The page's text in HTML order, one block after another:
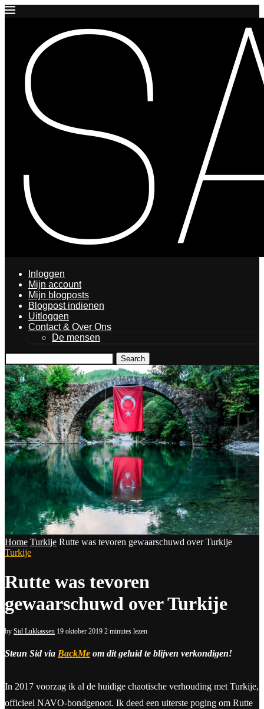
Inloggen
Mijn account
Mijn blogposts
Blogpost indienen
Uitloggen
Contact & Over Ons
De mensen
Search
Home Turkije Rutte was tevoren gewaarschuwd over Turkije
Turkije
Rutte was tevoren
gewaarschuwd over Turkije
by Sid Lukkassen 19 oktober 2019 2 minutes lezen
Steun Sid via BackMe om dit geluid te blijven verkondigen!
In 2017 voorzag ik al de huidige chaotische verhouding met Turkije,
officieel NAVO-bondgenoot. Ik deed een uiterste poging om Rutte